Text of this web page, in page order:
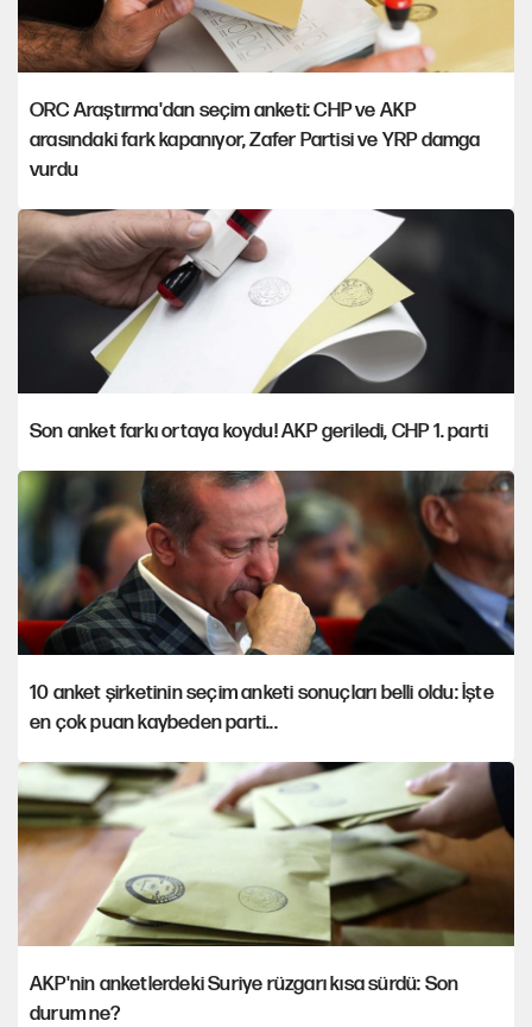
ORC Araştırma'dan seçim anketi: CHP ve AKP
arasındaki fark kapanıyor, Zafer Partisi ve YRP damga
vurdu
Son anket farkı ortaya koydu! AKP geriledi, CHP 1. parti
10 anket şirketinin seçim anketi sonuçları belli oldu: İşte
en çok puan kaybeden parti...
AKP'nin anketlerdeki Suriye rüzgarı kısa sürdü: Son
durum ne?